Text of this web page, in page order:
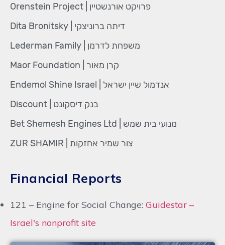
פרויקט אורנשטיין | Orenstein Project
דיתה ברוניצקי | Dita Bronitsky
משפחת לדרמן | Lederman Family
קרן מאור | Maor Foundation
אנדמול שיין ישראל | Endemol Shine Israel
בנק דיסקונט | Discount
מנועי בית שמש | Bet Shemesh Engines Ltd
צור שמיר אחזקות | ZUR SHAMIR
Financial Reports
121 – Engine for Social Change: Guidestar –
Israel's nonprofit site